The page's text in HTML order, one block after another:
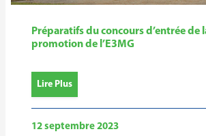
Préparatifs du concours d’entrée de
promotion de l’E3MG
Lire Plus
12 septembre 2023